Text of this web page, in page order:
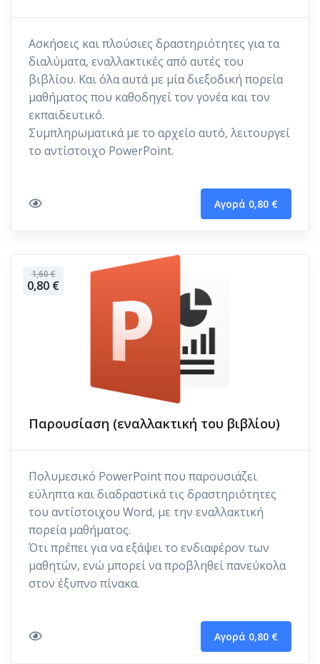
Ασκήσεις και πλούσιες δραστηριότητες για τα
διαλύματα, εναλλακτικές από αυτές του
βιβλίου. Και όλα αυτά με μία διεξοδική πορεία
μαθήματος που καθοδηγεί τον γονέα και τον
εκπαιδευτικό.
Συμπληρωματικά με το αρχείο αυτό, λειτουργεί
το αντίστοιχο PowerPoint.
Αγορά 0,80 €
1,60 €
0,80 €
Παρουσίαση (εναλλακτική του βιβλίου)
Πολυμεσικό PowerPoint που παρουσιάζει
εύληπτα και διαδραστικά τις δραστηριότητες
του αντίστοιχου Word, με την εναλλακτική
πορεία μαθήματος.
Ότι πρέπει για να εξάψει το ενδιαφέρον των
μαθητών, ενώ μπορεί να προβληθεί πανεύκολα
στον έξυπνο πίνακα.
Αγορά 0,80 €